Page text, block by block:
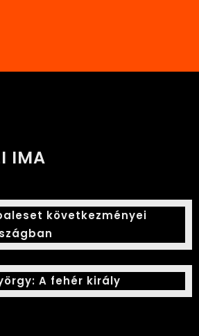
IMA
következményei
A fehér király